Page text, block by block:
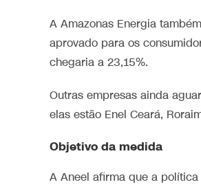
A Amazonas Energia
aprovado para os
chegaria a 23,15%.
Outras empresas ainda
elas estão Enel Ceará,
Objetivo da medida
A Aneel afirma que a